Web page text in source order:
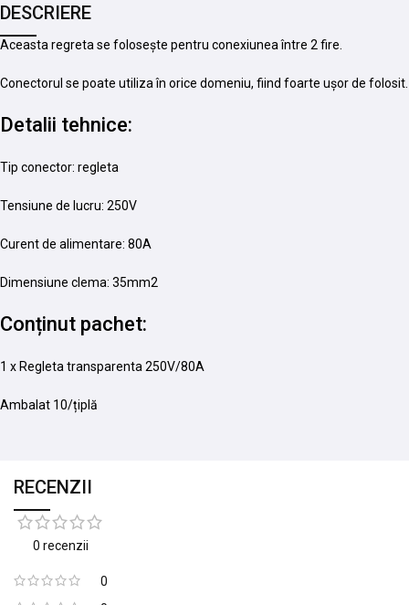
DESCRIERE
Aceasta regreta se folosește pentru conexiunea între 2 fire.
Conectorul se poate utiliza în orice domeniu, fiind foarte ușor de folosit.
Detalii tehnice:
Tip conector: regleta
Tensiune de lucru: 250V
Curent de alimentare: 80A
Dimensiune clema: 35mm2
Conținut pachet:
1 x Regleta transparenta 250V/80A
Ambalat 10/țiplă
RECENZII
0 recenzii
0